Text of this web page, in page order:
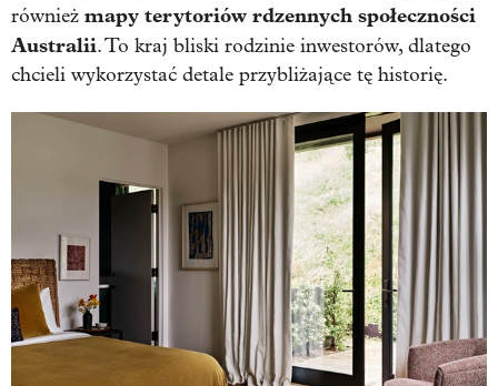
również mapy terytoriów rdzennych społeczności
Australii. To kraj bliski rodzinie inwestorów, dlatego
chcieli wykorzystać detale przybliżające tę historię.